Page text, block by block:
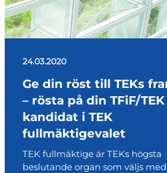
24.03.2020
Ge din röst till TEKs
– rösta på din TFiF/TEK
kandidat i TEK
fullmäktigevalet
TEK fullmäktige är TEKs högsta
beslutande organ som väljs med